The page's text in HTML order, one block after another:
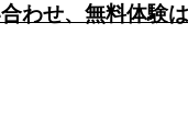
わせ、無料体験